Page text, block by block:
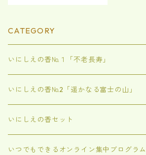
CATEGORY
いにしえの香№１「不老長寿」
いにしえの香№2「遥かなる富士の山」
いにしえの香セット
いつでもできるオンライン集中ブログラム